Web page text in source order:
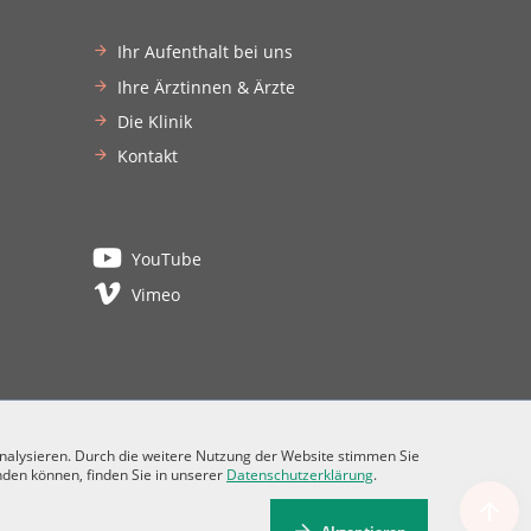
Ihr Aufenthalt bei uns
Ihre Ärztinnen & Ärzte
Die Klinik
Kontakt
YouTube
Vimeo
Durch die weitere Nutzung der Website stimmen Sie
können, finden Sie in unserer Datenschutzerklärung.